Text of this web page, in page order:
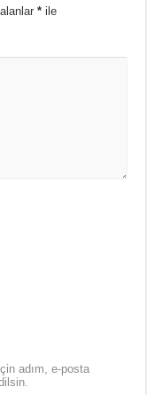
* ile
adım, e-posta